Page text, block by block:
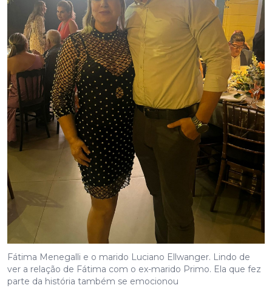
Fátima Menegalli e o marido Luciano Ellwanger. Lindo de
ver a relação de Fátima com o ex-marido Primo. Ela que fez
parte da história também se emocionou